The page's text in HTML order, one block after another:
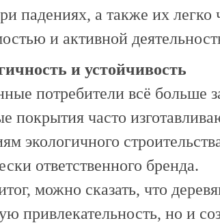
падениях, а также их
и активной
и устойчивость
потребители всё больше
покрытия часто
экологичного
ответственного бренда.
можно сказать, что
привлекательность, но и